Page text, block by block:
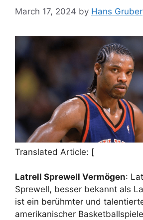
March 17, 2024 by Hans Gruber
Translated Article: [
Latrell Sprewell Vermögen:
Sprewell, besser bekannt als
ist ein berühmter und
amerikanischer